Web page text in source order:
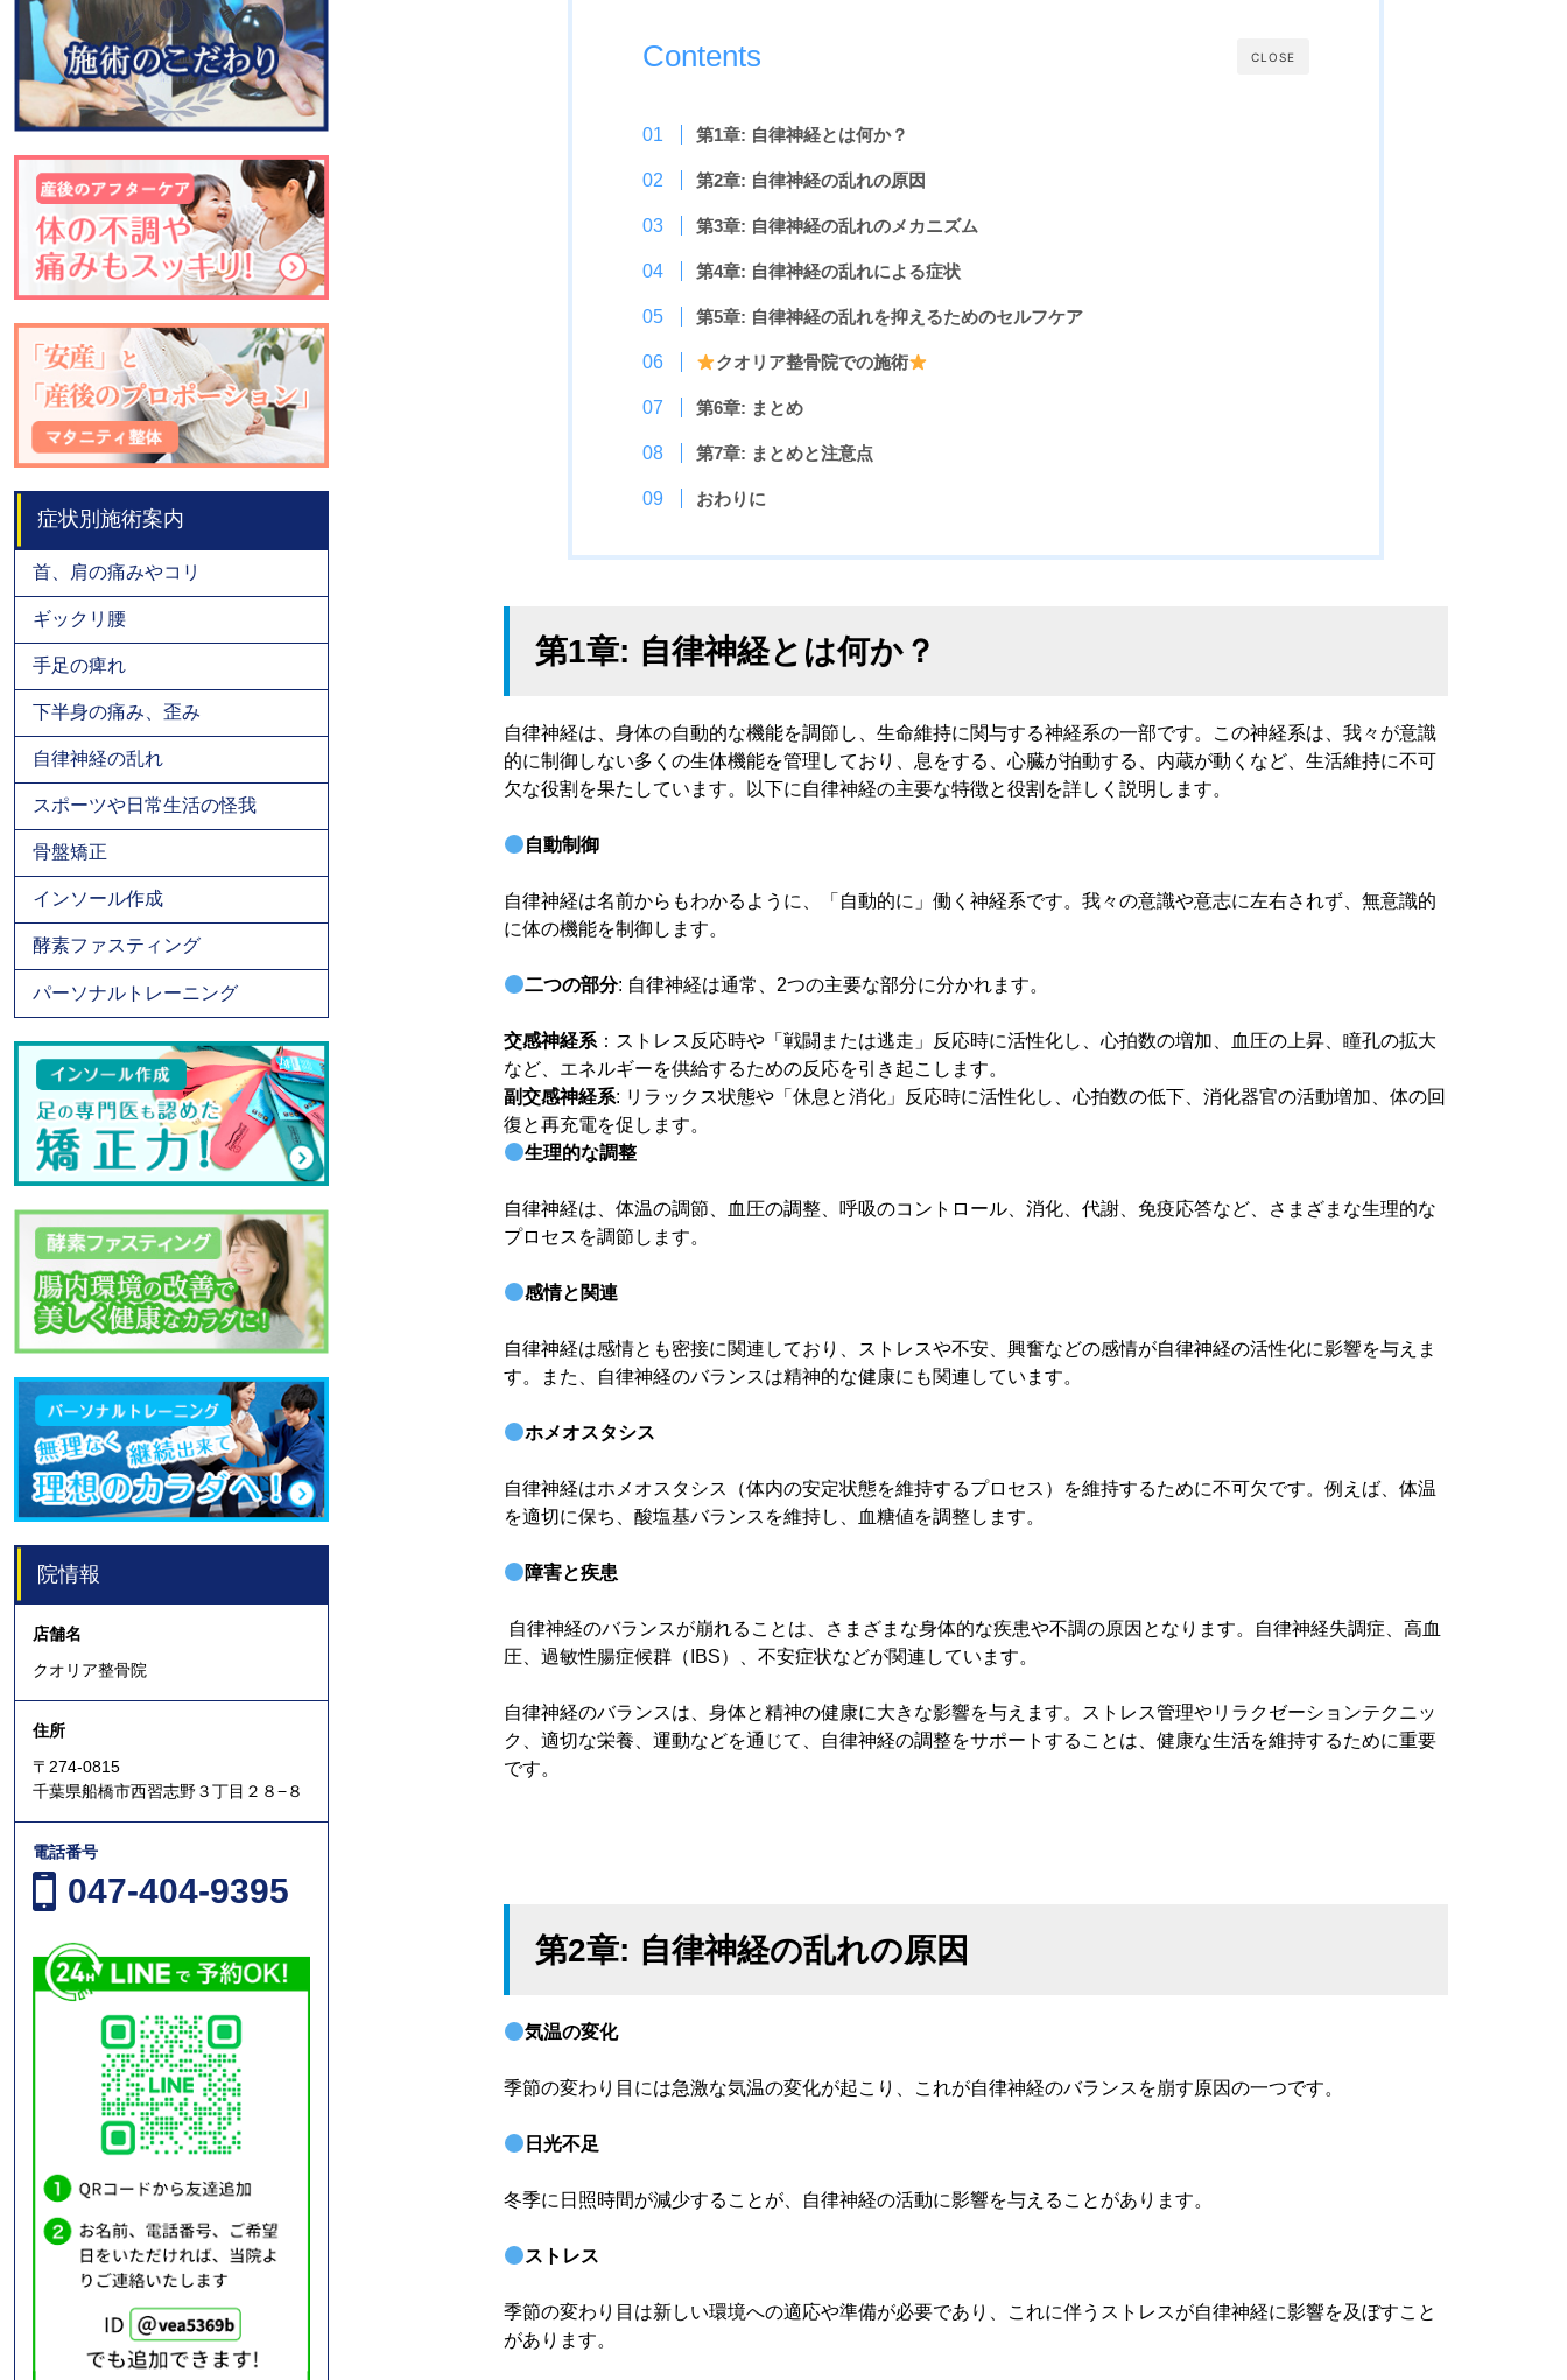
症状別施術案内
首、肩の痛みやコリ
ギックリ腰
手足の痺れ
下半身の痛み、歪み
自律神経の乱れ
スポーツや日常生活の怪我
骨盤矯正
インソール作成
酵素ファスティング
パーソナルトレーニング
院情報
店舗名
クオリア整骨院
住所
〒274-0815
千葉県船橋市西習志野３丁目２８−８
電話番号
047-404-9395
CLOSE
Contents
第1章: 自律神経とは何か？
第2章: 自律神経の乱れの原因
第3章: 自律神経の乱れのメカニズム
第4章: 自律神経の乱れによる症状
第5章: 自律神経の乱れを抑えるためのセルフケア
クオリア整骨院での施術
第6章: まとめ
第7章: まとめと注意点
おわりに
第1章: 自律神経とは何か？
自律神経は、身体の自動的な機能を調節し、生命維持に関与する神経系の一部です。この神経系は、我々が意識
的に制御しない多くの生体機能を管理しており、息をする、心臓が拍動する、内蔵が動くなど、生活維持に不可
欠な役割を果たしています。以下に自律神経の主要な特徴と役割を詳しく説明します。
自動制御
自律神経は名前からもわかるように、「自動的に」働く神経系です。我々の意識や意志に左右されず、無意識的
に体の機能を制御します。
二つの部分: 自律神経は通常、2つの主要な部分に分かれます。
交感神経系 ：ストレス反応時や「戦闘または逃走」反応時に活性化し、心拍数の増加、血圧の上昇、瞳孔の拡大
など、エネルギーを供給するための反応を引き起こします。
副交感神経系: リラックス状態や「休息と消化」反応時に活性化し、心拍数の低下、消化器官の活動増加、体の回
復と再充電を促します。
生理的な調整
自律神経は、体温の調節、血圧の調整、呼吸のコントロール、消化、代謝、免疫応答など、さまざまな生理的な
プロセスを調節します。
感情と関連
自律神経は感情とも密接に関連しており、ストレスや不安、興奮などの感情が自律神経の活性化に影響を与えま
す。また、自律神経のバランスは精神的な健康にも関連しています。
ホメオスタシス
自律神経はホメオスタシス（体内の安定状態を維持するプロセス）を維持するために不可欠です。例えば、体温
を適切に保ち、酸塩基バランスを維持し、血糖値を調整します。
障害と疾患
自律神経のバランスが崩れることは、さまざまな身体的な疾患や不調の原因となります。自律神経失調症、高血
圧、過敏性腸症候群（IBS）、不安症状などが関連しています。
自律神経のバランスは、身体と精神の健康に大きな影響を与えます。ストレス管理やリラクゼーションテクニッ
ク、適切な栄養、運動などを通じて、自律神経の調整をサポートすることは、健康な生活を維持するために重要
です。
第2章: 自律神経の乱れの原因
気温の変化
季節の変わり目には急激な気温の変化が起こり、これが自律神経のバランスを崩す原因の一つです。
日光不足
冬季に日照時間が減少することが、自律神経の活動に影響を与えることがあります。
ストレス
季節の変わり目は新しい環境への適応や準備が必要であり、これに伴うストレスが自律神経に影響を及ぼすこと
があります。